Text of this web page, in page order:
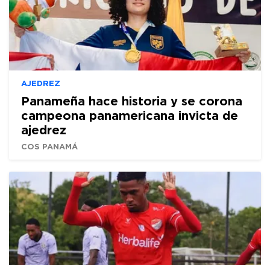
AJEDREZ
Panameña hace historia y se corona
campeona panamericana invicta de
ajedrez
COS PANAMÁ